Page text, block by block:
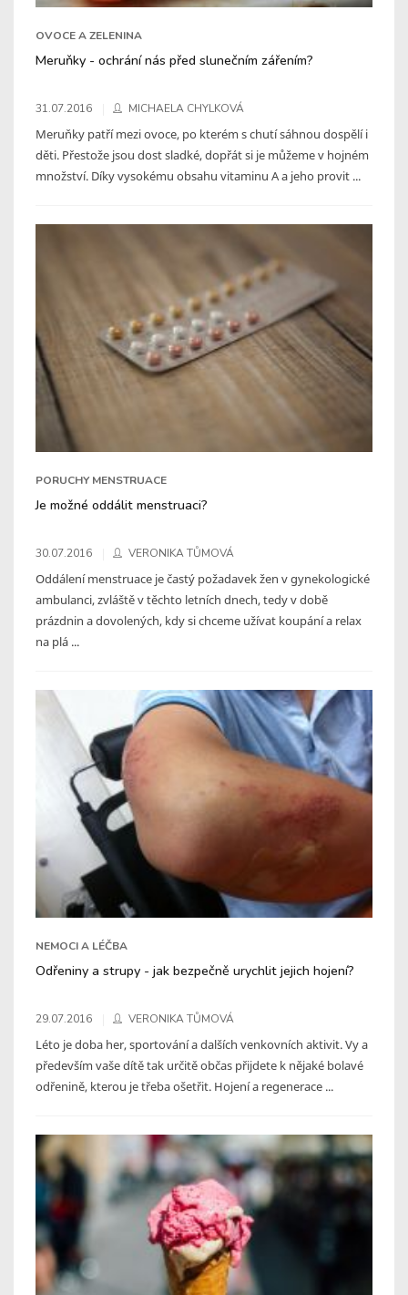
OVOCE A ZELENINA
Meruňky - ochrání nás před slunečním zářením?
31.07.2016 MICHAELA CHYLKOVÁ
Meruňky patří mezi ovoce, po kterém s chutí sáhnou dospělí i
děti. Přestože jsou dost sladké, dopřát si je můžeme v hojném
množství. Díky vysokému obsahu vitaminu A a jeho provit ...
PORUCHY MENSTRUACE
Je možné oddálit menstruaci?
30.07.2016 VERONIKA TŮMOVÁ
Oddálení menstruace je častý požadavek žen v gynekologické
ambulanci, zvláště v těchto letních dnech, tedy v době
prázdnin a dovolených, kdy si chceme užívat koupání a relax
na plá ...
NEMOCI A LÉČBA
Odřeniny a strupy - jak bezpečně urychlit jejich hojení?
29.07.2016 VERONIKA TŮMOVÁ
Léto je doba her, sportování a dalších venkovních aktivit. Vy a
především vaše dítě tak určitě občas přijdete k nějaké bolavé
odřenině, kterou je třeba ošetřit. Hojení a regenerace ...